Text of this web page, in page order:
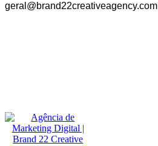
geral@brand22creativeagency.com